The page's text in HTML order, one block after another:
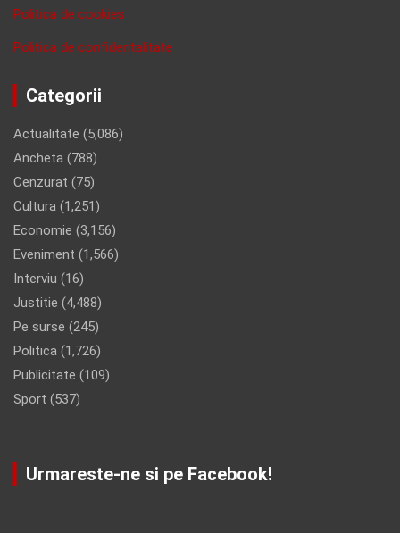
Politica de cookies
Politica de confidentalitate
Categorii
Actualitate (5,086)
Ancheta (788)
Cenzurat (75)
Cultura (1,251)
Economie (3,156)
Eveniment (1,566)
Interviu (16)
Justitie (4,488)
Pe surse (245)
Politica (1,726)
Publicitate (109)
Sport (537)
Urmareste-ne si pe Facebook!